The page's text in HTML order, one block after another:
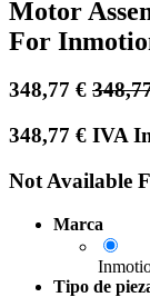
Motor
For
348,77 €
348,77 € IVA
Not Available
Marca
Tipo de